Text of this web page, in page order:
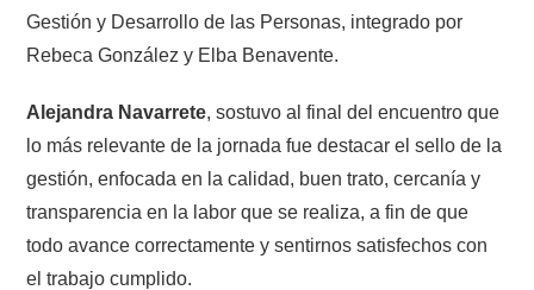
Gestión y Desarrollo de las Personas, integrado por
Rebeca González y Elba Benavente.
Alejandra Navarrete, sostuvo al final del encuentro que
lo más relevante de la jornada fue destacar el sello de la
gestión, enfocada en la calidad, buen trato, cercanía y
transparencia en la labor que se realiza, a fin de que
todo avance correctamente y sentirnos satisfechos con
el trabajo cumplido.